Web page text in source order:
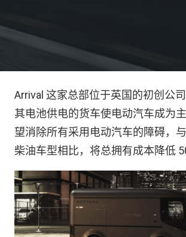
Arrival 这家总部位于英国的初创公
其电池供电的货车使电动汽车成为
望消除所有采用电动汽车的障碍，
柴油车型相比，将总拥有成本降低